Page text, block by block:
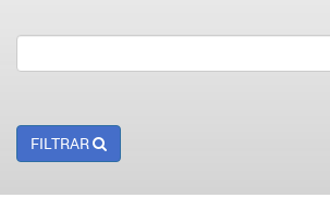
FILTRAR